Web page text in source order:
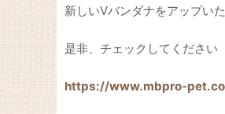
新しいVバンダナをアップいた
是非、チェックしてください
https://www.mbpro-